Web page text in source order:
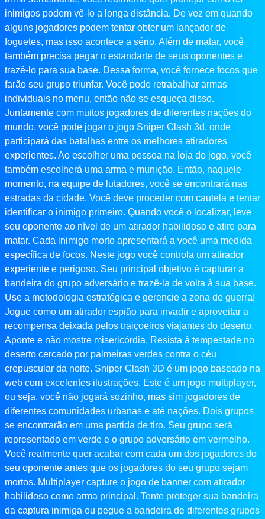
inimigos podem vê-lo a longa distância. De vez em quando
alguns jogadores podem tentar obter um lançador de
foguetes, mas isso acontece a sério. Além de matar, você
também precisa pegar o estandarte de seus oponentes e
trazê-lo para sua base. Dessa forma, você fornece focos que
farão seu grupo triunfar. Você pode retrabalhar armas
individuais no menu, então não se esqueça disso.
Juntamente com muitos jogadores de diferentes nações do
mundo, você pode jogar o jogo Sniper Clash 3d, onde
participará das batalhas entre os melhores atiradores
experientes. Ao escolher uma pessoa na loja do jogo, você
também escolherá uma arma e munição. Então, naquele
momento, na equipe de lutadores, você se encontrará nas
estradas da cidade. Você deve proceder com cautela e tentar
identificar o inimigo primeiro. Quando você o localizar, leve
seu oponente ao nível de um atirador habilidoso e atire para
matar. Cada inimigo morto apresentará a você uma medida
específica de focos. Neste jogo você controla um atirador
experiente e perigoso. Seu principal objetivo é capturar a
bandeira do grupo adversário e trazê-la de volta à sua base.
Use a metodologia estratégica e gerencie a zona de guerra!
Jogue como um atirador espião para invadir e aproveitar a
recompensa deixada pelos traiçoeiros viajantes do deserto.
Aponte e não mostre misericórdia. Resista à tempestade no
deserto cercado por palmeiras verdes contra o céu
crepuscular da noite. Sniper Clash 3D é um jogo baseado na
web com excelentes ilustrações. Este é um jogo multiplayer,
ou seja, você não jogará sozinho, mas sim jogadores de
diferentes comunidades urbanas e até nações. Dois grupos
se encontrarão em uma partida de tiro. Seu grupo será
representado em verde e o grupo adversário em vermelho.
Você realmente quer acabar com cada um dos jogadores do
seu oponente antes que os jogadores do seu grupo sejam
mortos. Multiplayer capture o jogo de banner com atirador
habilidoso como arma principal. Tente proteger sua bandeira
da captura inimiga ou pegue a bandeira de diferentes grupos